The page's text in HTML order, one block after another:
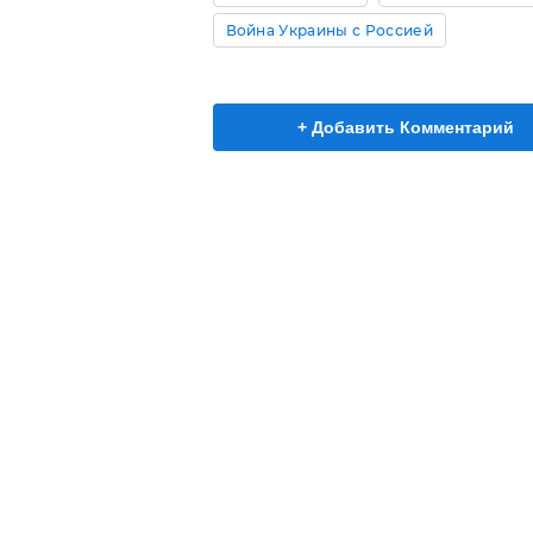
Война Украины с Россией
+ Добавить Комментарий